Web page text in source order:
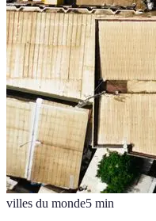
villes du monde5 min